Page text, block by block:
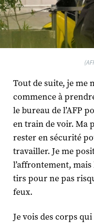
Tout de suite, je me
commence à
le bureau de l’AFP
en train de voir. Ma
rester en sécurité
travailler. Je me
l’affrontement, mais
tirs pour ne pas
feux.
Je vois des corps